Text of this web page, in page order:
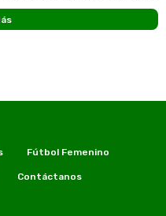
Fútbol Femenino
Contáctanos